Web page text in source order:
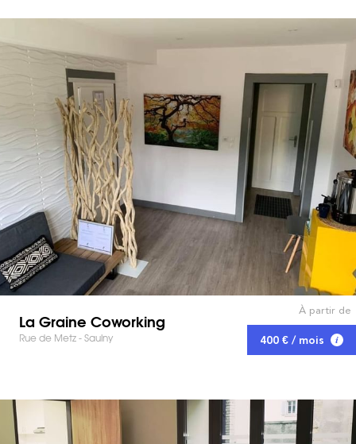
La Graine Coworking
Rue de Metz - Saulny
À partir de
400 € / mois